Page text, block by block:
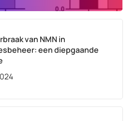
van NMN in
een diepgaande